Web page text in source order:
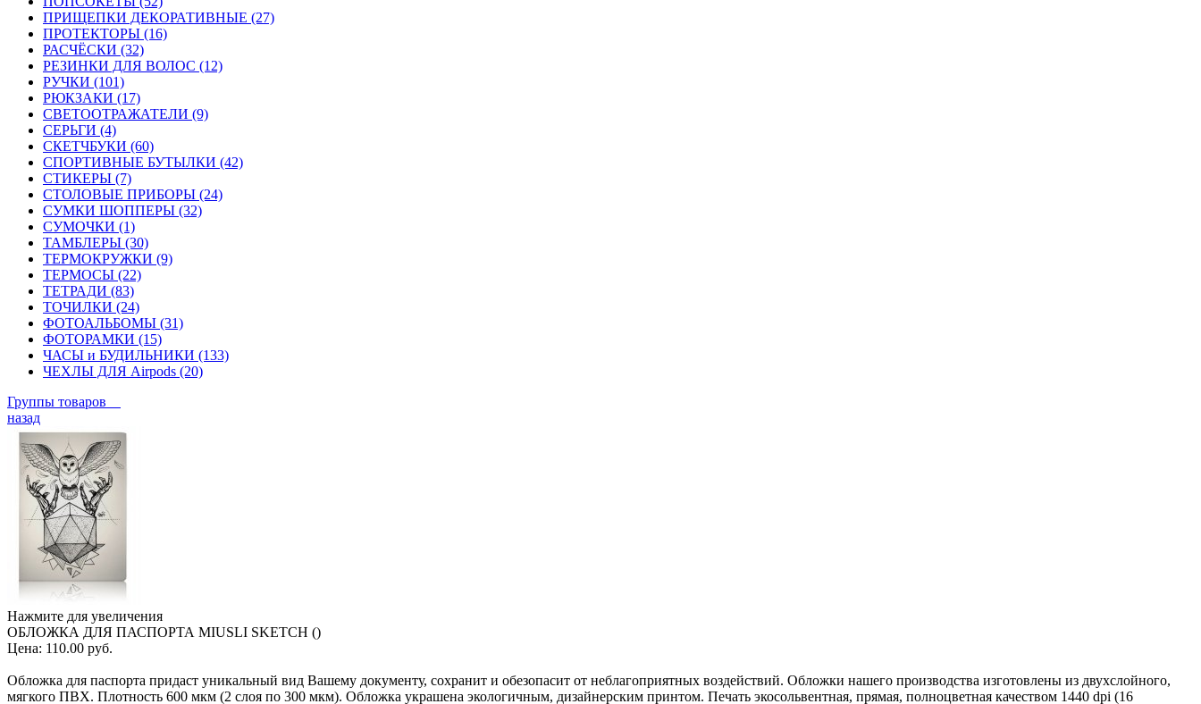
ПРИЩЕПКИ ДЕКОРАТИВНЫЕ (27)
ПРОТЕКТОРЫ (16)
РАСЧЁСКИ (32)
РЕЗИНКИ ДЛЯ ВОЛОС (12)
РУЧКИ (101)
РЮКЗАКИ (17)
СВЕТООТРАЖАТЕЛИ (9)
СЕРЬГИ (4)
СКЕТЧБУКИ (60)
СПОРТИВНЫЕ БУТЫЛКИ (42)
СТИКЕРЫ (7)
СТОЛОВЫЕ ПРИБОРЫ (24)
СУМКИ ШОППЕРЫ (32)
СУМОЧКИ (1)
ТАМБЛЕРЫ (30)
ТЕРМОКРУЖКИ (9)
ТЕРМОСЫ (22)
ТЕТРАДИ (83)
ТОЧИЛКИ (24)
ФОТОАЛЬБОМЫ (31)
ФОТОРАМКИ (15)
ЧАСЫ и БУДИЛЬНИКИ (133)
ЧЕХЛЫ ДЛЯ Airpods (20)
Группы товаров
назад
Нажмите для увеличения
ОБЛОЖКА ДЛЯ ПАСПОРТА MIUSLI SKETCH ()
Цена: 110.00 руб.
Обложка для паспорта придаст уникальный вид Вашему документу, сохранит и обезопасит от неблагоприятных воздействий. Обложки нашего производства изготовлены из двухслойного,
мягкого ПВХ. Плотность 600 мкм (2 слоя по 300 мкм). Обложка украшена экологичным, дизайнерским принтом. Печать экосольвентная, прямая, полноцветная качеством 1440 dpi (16